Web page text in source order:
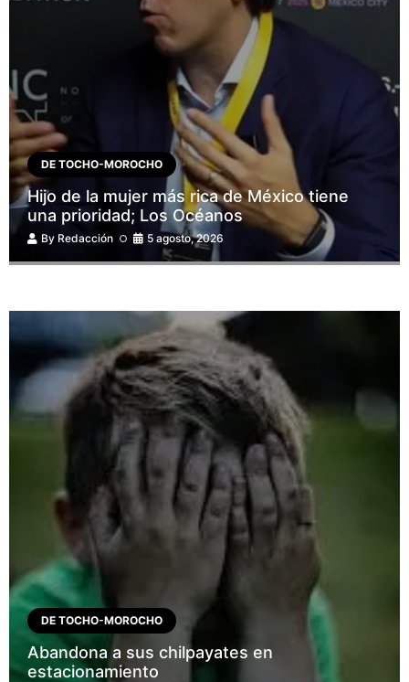
DE TOCHO-MOROCHO
Hijo de la mujer más rica de México tiene
una prioridad; Los Océanos
By Redacción 5 agosto, 2026
DE TOCHO-MOROCHO
Abandona a sus chilpayates en
estacionamiento